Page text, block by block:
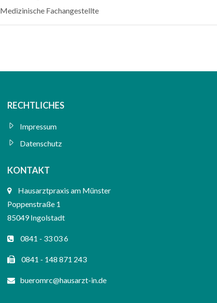
Medizinische Fachangestellte
RECHTLICHES
Impressum
Datenschutz
KONTAKT
Hausarztpraxis am Münster
Poppenstraße 1
85049 Ingolstadt
0841 - 33 03 6
0841 - 148 871 243
bueromrc@hausarzt-in.de